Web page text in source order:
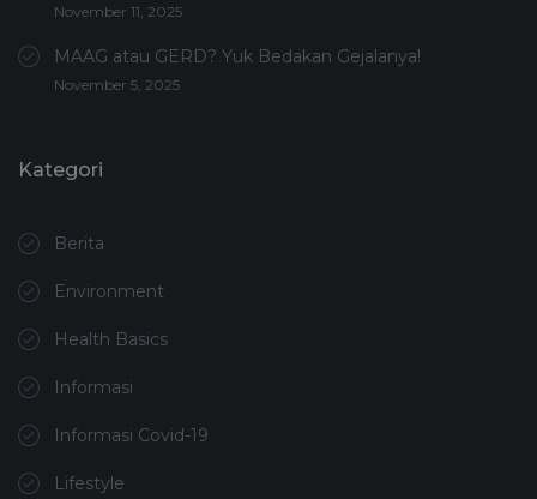
November 11, 2025
MAAG atau GERD? Yuk Bedakan Gejalanya!
November 5, 2025
Kategori
Berita
Environment
Health Basics
Informasi
Informasi Covid-19
Lifestyle